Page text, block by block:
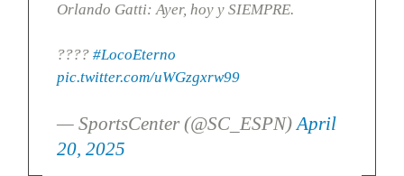
Orlando Gatti: Ayer, hoy y SIEMPRE.
???? #LocoEterno
pic.twitter.com/uWGzgxrw99
— SportsCenter (@SC_ESPN)April
20, 2025